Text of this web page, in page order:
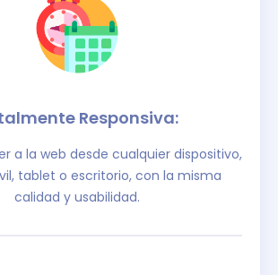
Responsiva:
a la web desde cualquier dispositivo,
tablet o escritorio, con la misma
calidad y usabilidad.